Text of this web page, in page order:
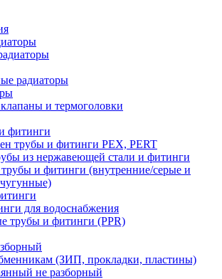
радиаторы
и термоголовки
фитинги
трубы и фитинги PEX, PERT
из нержавеющей стали и фитинги
и фитинги (внутренние/серые и
для водоснабжения
трубы и фитинги (PPR)
(ЗИП, прокладки, пластины)
не разборный